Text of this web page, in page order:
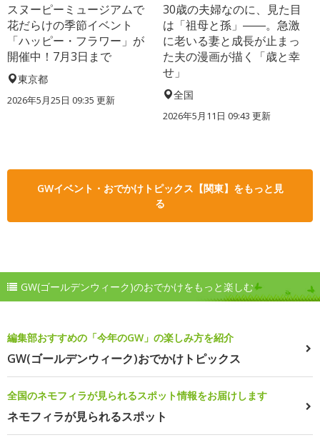
スヌーピーミュージアムで
花だらけの季節イベント
「ハッピー・フラワー」が
開催中！7月3日まで
東京都
2026年5月25日 09:35 更新
30歳の夫婦なのに、見た目
は「祖母と孫」――。急激
に老いる妻と成長が止まっ
た夫の漫画が描く「歳と幸
せ」
全国
2026年5月11日 09:43 更新
GWイベント・おでかけトピックス【関東】をもっと見
る
GW(ゴールデンウィーク)のおでかけをもっと楽しむ
編集部おすすめの「今年のGW」の楽しみ方を紹介
GW(ゴールデンウィーク)おでかけトピックス
全国のネモフィラが見られるスポット情報をお届けします
ネモフィラが見られるスポット